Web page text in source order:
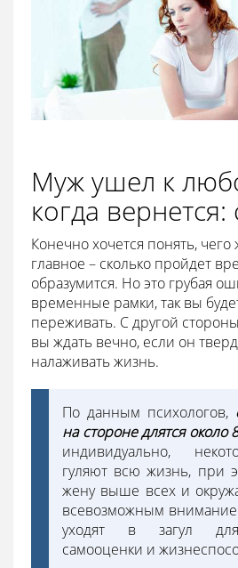
Муж ушел к
когда вернется:
Конечно хочется понять, чего
главное – сколько пройдет
образумится. Но это грубая
временные рамки, так вы
переживать. С другой
вы ждать вечно, если он
налаживать жизнь.
По данным психологов,
на стороне длятся около
индивидуально,
гуляют всю жизнь, при
жену выше всех и
всевозможным
уходят в загул
самооценки и